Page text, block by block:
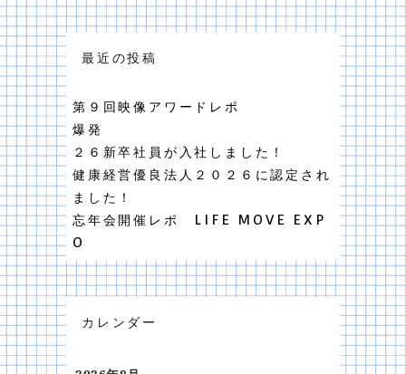
最近の投稿
第９回映像アワードレポ
爆発
２６新卒社員が入社しました！
健康経営優良法人２０２６に認定され
ました！
忘年会開催レポ LIFE MOVE EXP
O
カレンダー